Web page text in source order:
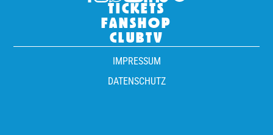
TICKETS
FANSHOP
CLUBTV
IMPRESSUM
DATENSCHUTZ